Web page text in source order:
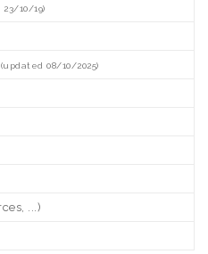
10/19)
(updated 08/10/2025)
...)